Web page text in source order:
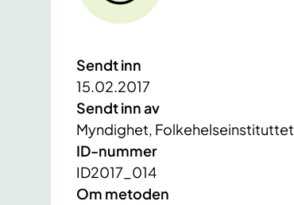
Sendt inn
15.02.2017
Sendt inn av
Myndighet, Folkehelseinstituttet
ID-nummer
ID2017_014
Om metoden